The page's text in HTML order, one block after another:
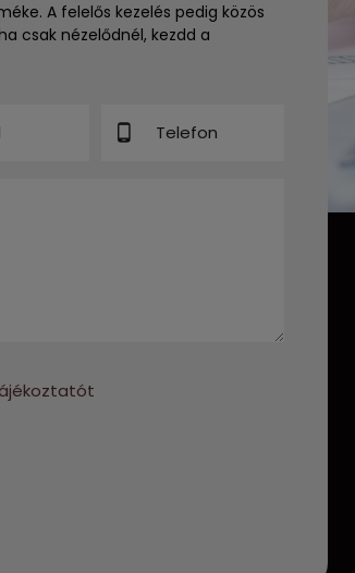
A felelős kezelés pedig közös
csak nézelődnél, kezdd a